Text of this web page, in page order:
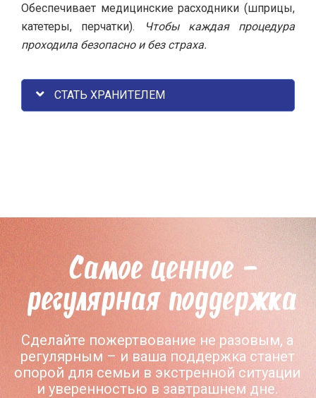
Обеспечивает медицинские расходники (шприцы,
катетеры, перчатки).
Чтобы каждая процедура
проходила безопасно и без страха.
СТАТЬ ХРАНИТЕЛЕМ
Сделайте пожертвование не разовым, а
регулярным – и ваша поддержка станет
опорой для семьи в экстренной ситуации
и уверенностью в завтрашнем дне.
Самое ценное -
регулярная поддержка